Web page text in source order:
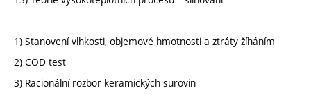
1) Stanovení vlhkosti, objemové hmotnosti a ztráty žíháním
2) COD test
3) Racionální rozbor keramických surovin